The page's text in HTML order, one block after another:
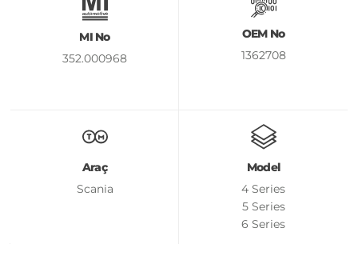
MI No
352.000968
OEM No
1362708
Araç
Scania
Model
4 Series
5 Series
6 Series